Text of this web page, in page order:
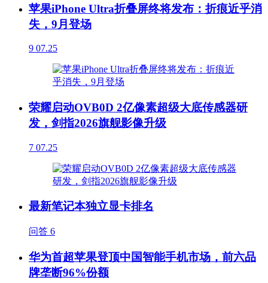
苹果iPhone Ultra折叠屏终将发布：折痕近乎消
失，9月登场
9 07.25
荣耀启动OVB0D 2亿像素超级大底传感器研
发，剑指2026旗舰影像升级
7 07.25
最新笔记本独立显卡排名
问答 6
华为首超苹果登顶中国智能手机市场，前六品
牌垄断96%份额